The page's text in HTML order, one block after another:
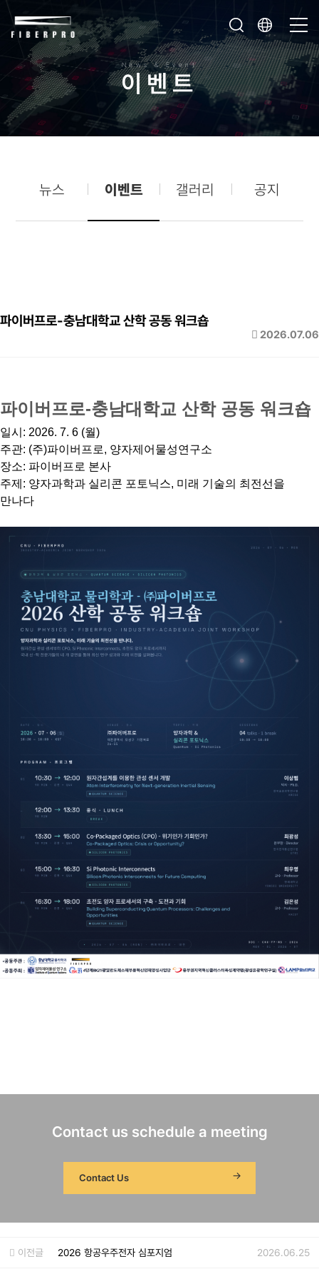
News & Event
이벤트
뉴스 이벤트 갤러리 공지
파이버프로-충남대학교 산학 공동 워크숍
2026.07.06
파이버프로-충남대학교 산학 공동 워크숍
일시: 2026. 7. 6 (월)
주관: (주)파이버프로, 양자제어물성연구소
장소: 파이버프로 본사
주제: 양자과학과 실리콘 포토닉스, 미래 기술의 최전선을
만나다
Contact us schedule a meeting
Contact Us
이전글 2026 항공우주전자 심포지엄 2026.06.25